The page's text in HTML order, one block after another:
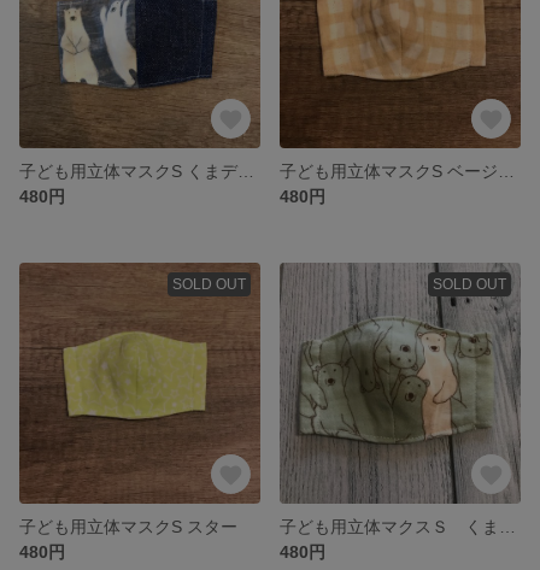
480円
480円
SOLD OUT
子ども用立体マスクS スター
480円
SOLD OUT
480円